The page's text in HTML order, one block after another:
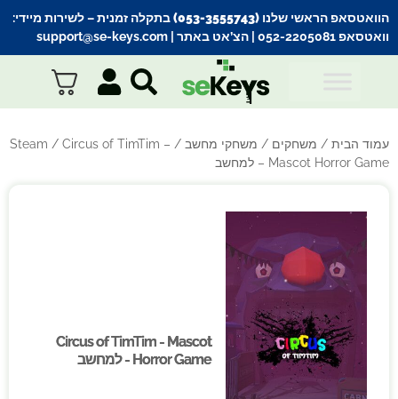
הוואטסאפ הראשי שלנו (053-3555743) בתקלה זמנית
– לשירות מיידי:
וואטסאפ 052-2205081
| הצ’אט באתר | support@se-keys.com
עמוד הבית / משחקים / משחקי מחשב /
Steam / Circus of TimTim –
Mascot Horror Game – למחשב
Circus of TimTim - Mascot
Horror Game - למחשב
Circus of TimTim - Mascot
Horror Game - למחשב